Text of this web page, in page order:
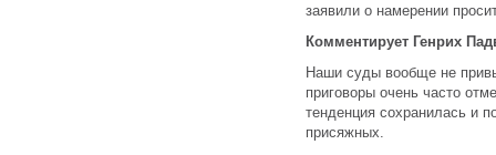
заявили о намерении
Комментирует Генрих
Наши суды вообще не
приговоры очень часто
тенденция сохранилась и
присяжных.